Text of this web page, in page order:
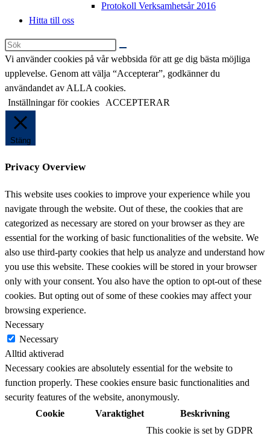
Protokoll Verksamhetsår 2016
Hitta till oss
Sök
på
denna
webbplats
Vi använder cookies på vår webbsida för att ge dig bästa möjliga
upplevelse. Genom att välja “Accepterar”, godkänner du
användandet av ALLA cookies.
Inställningar för cookies
ACCEPTERAR
Stäng
Privacy Overview
This website uses cookies to improve your experience while you
navigate through the website. Out of these, the cookies that are
categorized as necessary are stored on your browser as they are
essential for the working of basic functionalities of the website. We
also use third-party cookies that help us analyze and understand how
you use this website. These cookies will be stored in your browser
only with your consent. You also have the option to opt-out of these
cookies. But opting out of some of these cookies may affect your
browsing experience.
Necessary
Necessary
Alltid aktiverad
Necessary cookies are absolutely essential for the website to
function properly. These cookies ensure basic functionalities and
security features of the website, anonymously.
Cookie
Varaktighet Beskrivning
This cookie is set by GDPR